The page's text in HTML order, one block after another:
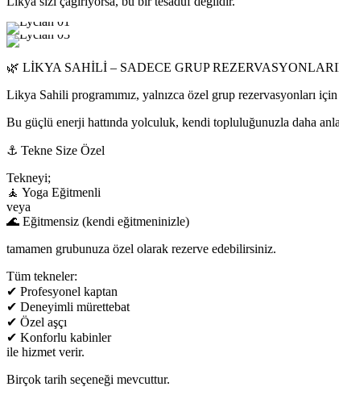
🌿 LİKYA SAHİLİ – SADECE GRUP
Likya Sahili programımız, yalnızca özel grup rezervasyonları
Bu güçlü enerji hattında yolculuk, kendi topluluğunuzla daha
⚓ Tekne Size Özel
Tekneyi;
🧘 Yoga Eğitmenli
veya
🌊 Eğitmensiz (kendi eğitmeninizle)
tamamen grubunuza özel olarak rezerve edebilirsiniz.
Tüm tekneler:
✔ Profesyonel kaptan
✔ Deneyimli mürettebat
✔ Özel aşçı
✔ Konforlu kabinler
ile hizmet verir.
Birçok tarih seçeneği mevcuttur.